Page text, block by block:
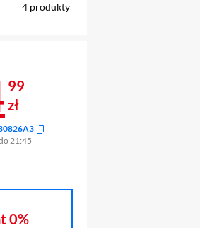
4 produkty
164,99
99
zł
21:45
0%